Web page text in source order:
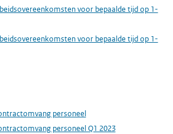
voor bepaalde tijd op 1-
voor bepaalde tijd op 1-
personeel
personeel Q1 2023